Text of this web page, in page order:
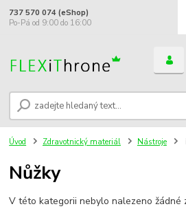
737 570 074 (eShop)
Po-Pá od 9:00 do 16:00
Úvod Zdravotnický materiál Nástroje
Nůžky
V této kategorii nebylo nalezeno žádné